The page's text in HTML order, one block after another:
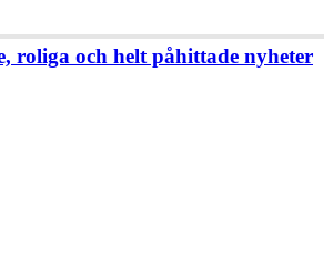
roliga och helt påhittade nyheter